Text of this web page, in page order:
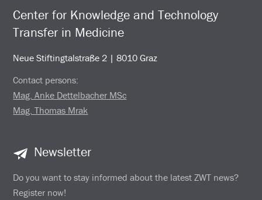
Center for Knowledge and Technology
Transfer in Medicine
Neue Stiftingtalstraße 2 | 8010 Graz
Contact persons:
Mag. Anke Dettelbacher MSc
Mag. Thomas Mrak
Newsletter
Do you want to stay informed about the latest ZWT news?
Register now!